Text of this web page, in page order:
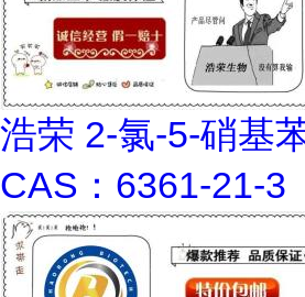
浩荣 2-氯-5-硝基
CAS：6361-21-3